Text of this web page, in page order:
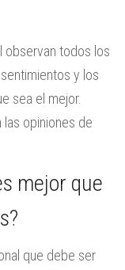
observan todos los
y los
sea el mejor.
opiniones de
mejor que
que debe ser